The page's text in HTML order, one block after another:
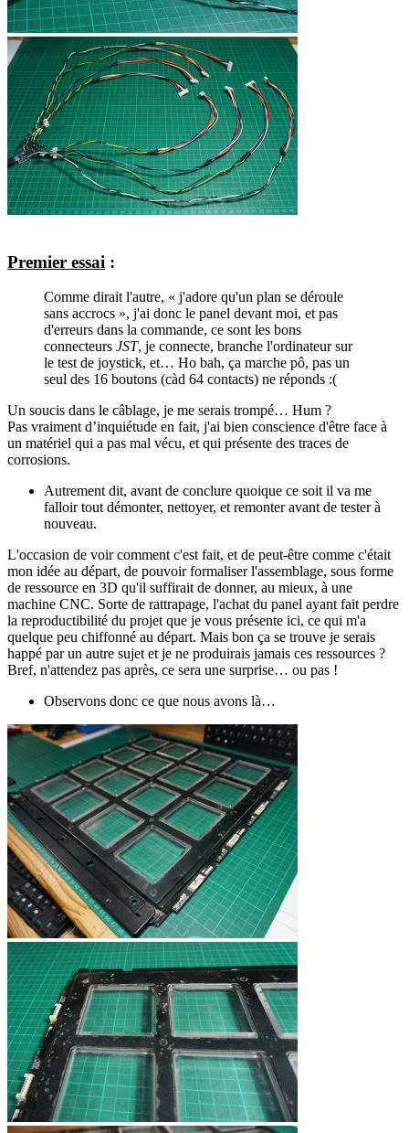
Premier essai :
Comme dirait l'autre, « j'adore qu'un plan se déroule
sans accrocs », j'ai donc le panel devant moi, et pas
d'erreurs dans la commande, ce sont les bons
connecteurs JST, je connecte, branche l'ordinateur sur
le test de joystick, et… Ho bah, ça marche pô, pas un
seul des 16 boutons (càd 64 contacts) ne réponds :(
Un soucis dans le câblage, je me serais trompé… Hum ?
Pas vraiment d’inquiétude en fait, j'ai bien conscience d'être face à
un matériel qui a pas mal vécu, et qui présente des traces de
corrosions.
Autrement dit, avant de conclure quoique ce soit il va me
falloir tout démonter, nettoyer, et remonter avant de tester à
nouveau.
L'occasion de voir comment c'est fait, et de peut-être comme c'était
mon idée au départ, de pouvoir formaliser l'assemblage, sous forme
de ressource en 3D qu'il suffirait de donner, au mieux, à une
machine CNC. Sorte de rattrapage, l'achat du panel ayant fait perdre
la reproductibilité du projet que je vous présente ici, ce qui m'a
quelque peu chiffonné au départ. Mais bon ça se trouve je serais
happé par un autre sujet et je ne produirais jamais ces ressources ?
Bref, n'attendez pas après, ce sera une surprise… ou pas !
Observons donc ce que nous avons là…